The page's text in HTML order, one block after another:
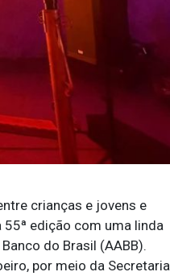
crianças e jovens e
edição com uma linda
do Brasil (AABB).
por meio da Secretaria